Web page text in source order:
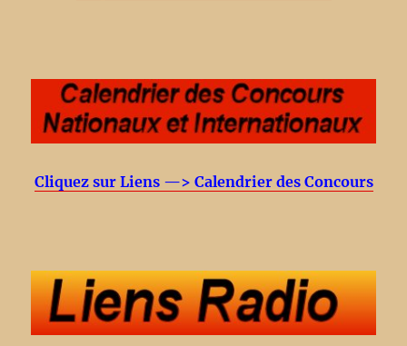
Cliquez sur Liens —> Calendrier des Concours